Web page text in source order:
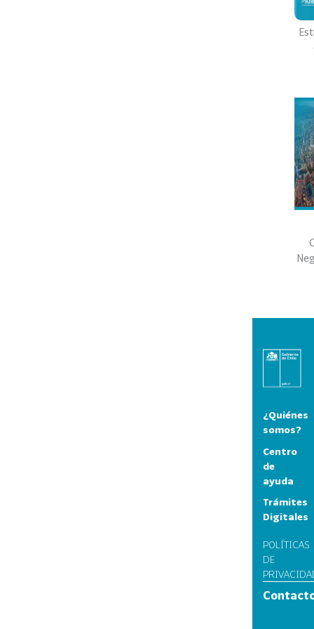
¿Quiénes
somos?
Centro
de
ayuda
Trámites
Digitales
POLÍTICAS
DE